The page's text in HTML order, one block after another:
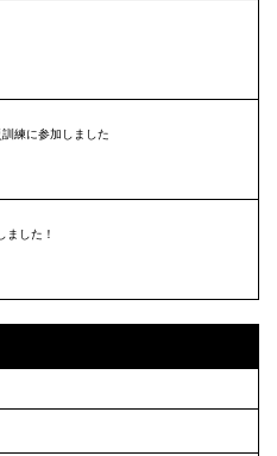
練に参加しました
ました！